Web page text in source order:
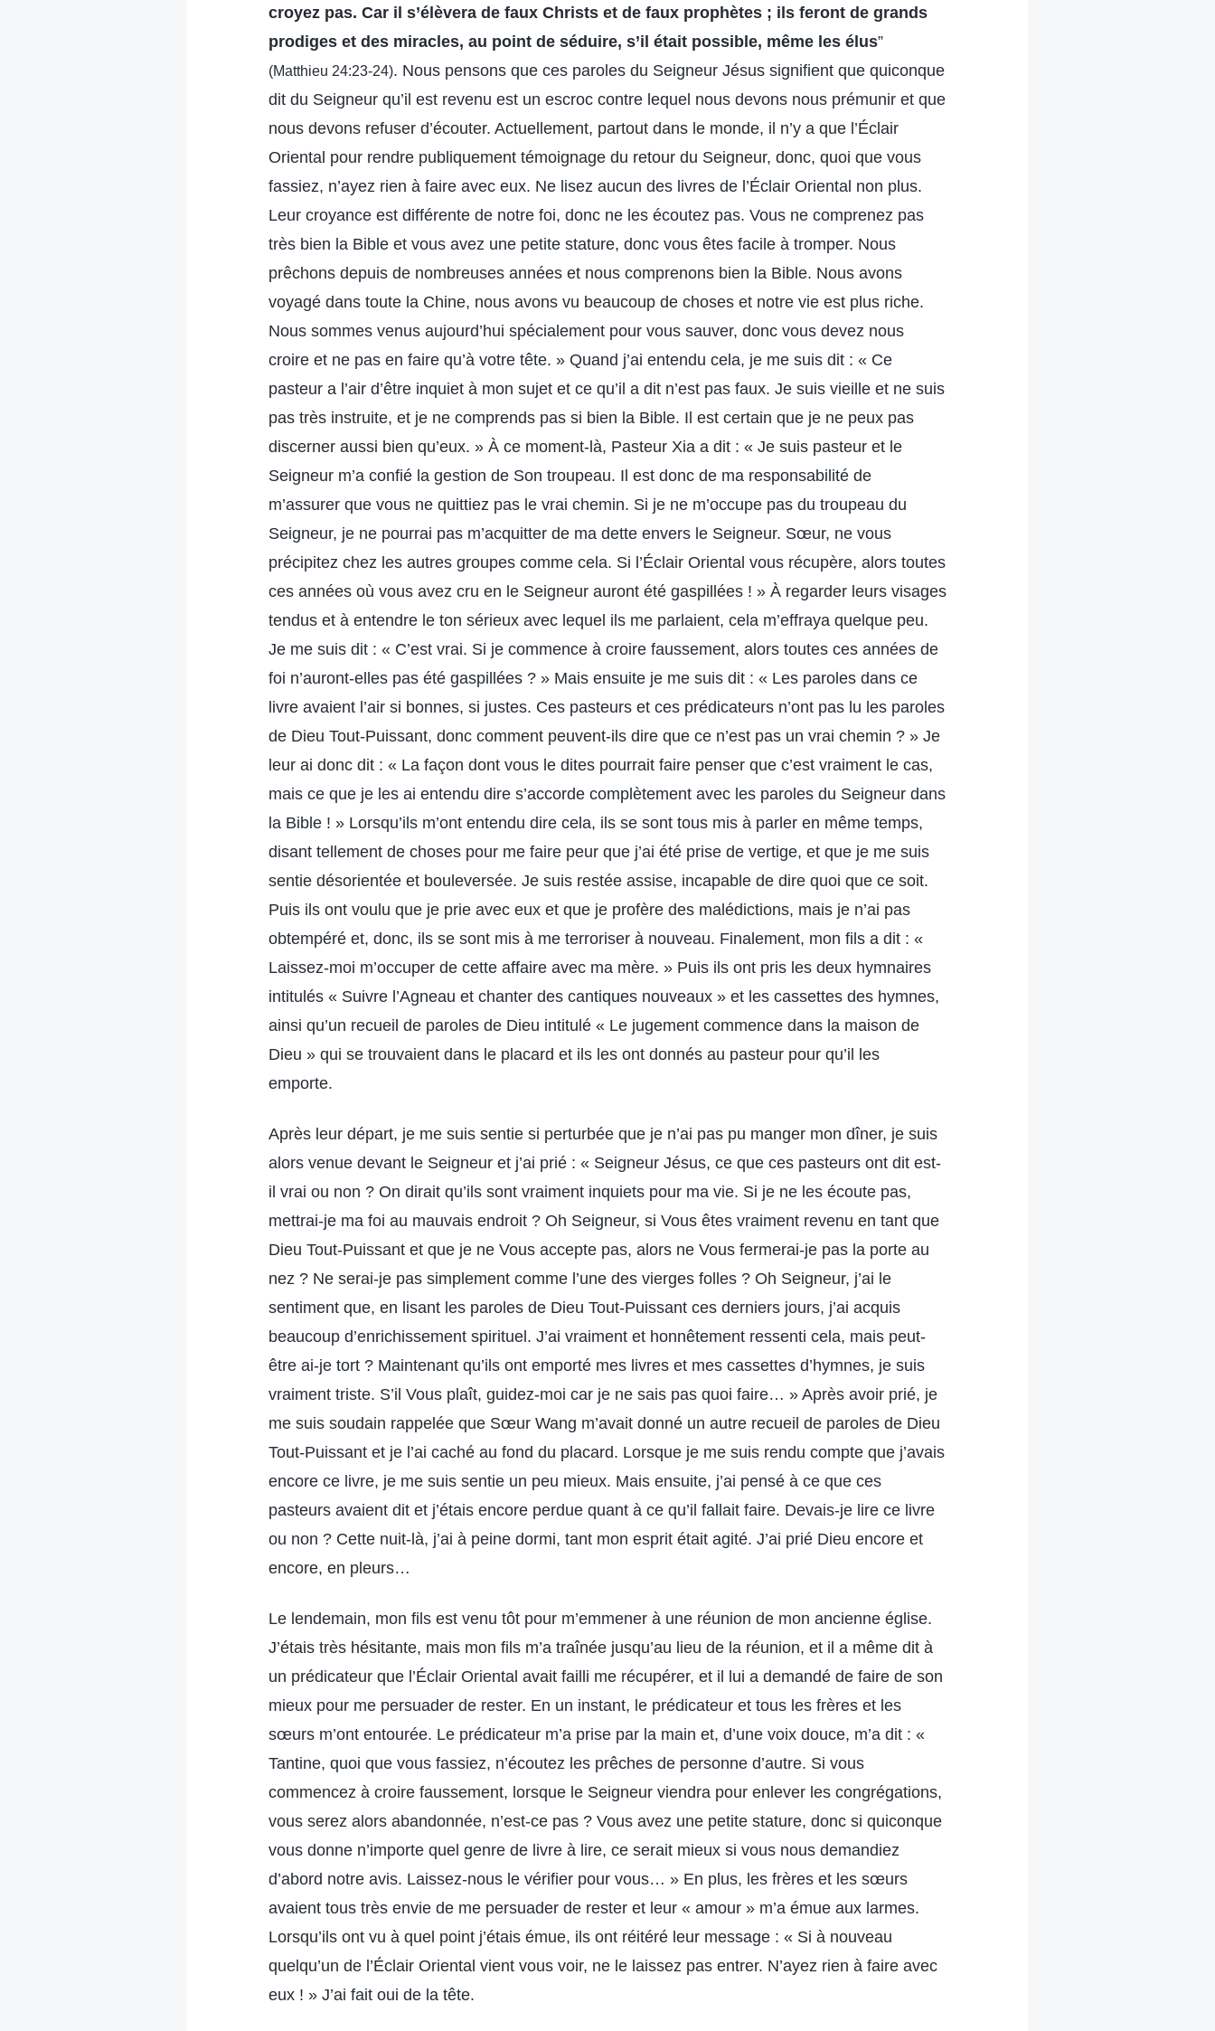
croyez pas. Car il s’élèvera de faux Christs et de faux prophètes ; ils feront de grands
prodiges et des miracles, au point de séduire, s’il était possible, même les élus”
(Matthieu 24:23-24). Nous pensons que ces paroles du Seigneur Jésus signifient que quiconque
dit du Seigneur qu’il est revenu est un escroc contre lequel nous devons nous prémunir et que
nous devons refuser d’écouter. Actuellement, partout dans le monde, il n’y a que l’Éclair
Oriental pour rendre publiquement témoignage du retour du Seigneur, donc, quoi que vous
fassiez, n’ayez rien à faire avec eux. Ne lisez aucun des livres de l’Éclair Oriental non plus.
Leur croyance est différente de notre foi, donc ne les écoutez pas. Vous ne comprenez pas
très bien la Bible et vous avez une petite stature, donc vous êtes facile à tromper. Nous
prêchons depuis de nombreuses années et nous comprenons bien la Bible. Nous avons
voyagé dans toute la Chine, nous avons vu beaucoup de choses et notre vie est plus riche.
Nous sommes venus aujourd’hui spécialement pour vous sauver, donc vous devez nous
croire et ne pas en faire qu’à votre tête. » Quand j’ai entendu cela, je me suis dit : « Ce
pasteur a l’air d’être inquiet à mon sujet et ce qu’il a dit n’est pas faux. Je suis vieille et ne suis
pas très instruite, et je ne comprends pas si bien la Bible. Il est certain que je ne peux pas
discerner aussi bien qu’eux. » À ce moment-là, Pasteur Xia a dit : « Je suis pasteur et le
Seigneur m’a confié la gestion de Son troupeau. Il est donc de ma responsabilité de
m’assurer que vous ne quittiez pas le vrai chemin. Si je ne m’occupe pas du troupeau du
Seigneur, je ne pourrai pas m’acquitter de ma dette envers le Seigneur. Sœur, ne vous
précipitez chez les autres groupes comme cela. Si l’Éclair Oriental vous récupère, alors toutes
ces années où vous avez cru en le Seigneur auront été gaspillées ! » À regarder leurs visages
tendus et à entendre le ton sérieux avec lequel ils me parlaient, cela m’effraya quelque peu.
Je me suis dit : « C’est vrai. Si je commence à croire faussement, alors toutes ces années de
foi n’auront-elles pas été gaspillées ? » Mais ensuite je me suis dit : « Les paroles dans ce
livre avaient l’air si bonnes, si justes. Ces pasteurs et ces prédicateurs n’ont pas lu les paroles
de Dieu Tout-Puissant, donc comment peuvent-ils dire que ce n’est pas un vrai chemin ? » Je
leur ai donc dit : « La façon dont vous le dites pourrait faire penser que c’est vraiment le cas,
mais ce que je les ai entendu dire s’accorde complètement avec les paroles du Seigneur dans
la Bible ! » Lorsqu’ils m’ont entendu dire cela, ils se sont tous mis à parler en même temps,
disant tellement de choses pour me faire peur que j’ai été prise de vertige, et que je me suis
sentie désorientée et bouleversée. Je suis restée assise, incapable de dire quoi que ce soit.
Puis ils ont voulu que je prie avec eux et que je profère des malédictions, mais je n’ai pas
obtempéré et, donc, ils se sont mis à me terroriser à nouveau. Finalement, mon fils a dit : «
Laissez-moi m’occuper de cette affaire avec ma mère. » Puis ils ont pris les deux hymnaires
intitulés « Suivre l’Agneau et chanter des cantiques nouveaux » et les cassettes des hymnes,
ainsi qu’un recueil de paroles de Dieu intitulé « Le jugement commence dans la maison de
Dieu » qui se trouvaient dans le placard et ils les ont donnés au pasteur pour qu’il les
emporte.
Après leur départ, je me suis sentie si perturbée que je n’ai pas pu manger mon dîner, je suis
alors venue devant le Seigneur et j’ai prié : « Seigneur Jésus, ce que ces pasteurs ont dit est-
il vrai ou non ? On dirait qu’ils sont vraiment inquiets pour ma vie. Si je ne les écoute pas,
mettrai-je ma foi au mauvais endroit ? Oh Seigneur, si Vous êtes vraiment revenu en tant que
Dieu Tout-Puissant et que je ne Vous accepte pas, alors ne Vous fermerai-je pas la porte au
nez ? Ne serai-je pas simplement comme l’une des vierges folles ? Oh Seigneur, j’ai le
sentiment que, en lisant les paroles de Dieu Tout-Puissant ces derniers jours, j’ai acquis
beaucoup d’enrichissement spirituel. J’ai vraiment et honnêtement ressenti cela, mais peut-
être ai-je tort ? Maintenant qu’ils ont emporté mes livres et mes cassettes d’hymnes, je suis
vraiment triste. S’il Vous plaît, guidez-moi car je ne sais pas quoi faire… » Après avoir prié, je
me suis soudain rappelée que Sœur Wang m’avait donné un autre recueil de paroles de Dieu
Tout-Puissant et je l’ai caché au fond du placard. Lorsque je me suis rendu compte que j’avais
encore ce livre, je me suis sentie un peu mieux. Mais ensuite, j’ai pensé à ce que ces
pasteurs avaient dit et j’étais encore perdue quant à ce qu’il fallait faire. Devais-je lire ce livre
ou non ? Cette nuit-là, j’ai à peine dormi, tant mon esprit était agité. J’ai prié Dieu encore et
encore, en pleurs…
Le lendemain, mon fils est venu tôt pour m’emmener à une réunion de mon ancienne église.
J’étais très hésitante, mais mon fils m’a traînée jusqu’au lieu de la réunion, et il a même dit à
un prédicateur que l’Éclair Oriental avait failli me récupérer, et il lui a demandé de faire de son
mieux pour me persuader de rester. En un instant, le prédicateur et tous les frères et les
sœurs m’ont entourée. Le prédicateur m’a prise par la main et, d’une voix douce, m’a dit : «
Tantine, quoi que vous fassiez, n’écoutez les prêches de personne d’autre. Si vous
commencez à croire faussement, lorsque le Seigneur viendra pour enlever les congrégations,
vous serez alors abandonnée, n’est-ce pas ? Vous avez une petite stature, donc si quiconque
vous donne n’importe quel genre de livre à lire, ce serait mieux si vous nous demandiez
d’abord notre avis. Laissez-nous le vérifier pour vous… » En plus, les frères et les sœurs
avaient tous très envie de me persuader de rester et leur « amour » m’a émue aux larmes.
Lorsqu’ils ont vu à quel point j’étais émue, ils ont réitéré leur message : « Si à nouveau
quelqu’un de l’Éclair Oriental vient vous voir, ne le laissez pas entrer. N’ayez rien à faire avec
eux ! » J’ai fait oui de la tête.